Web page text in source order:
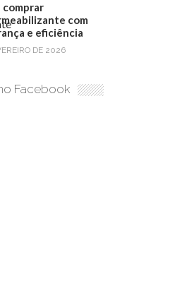
comprar
com
e eficiência
DE 2026
Facebook